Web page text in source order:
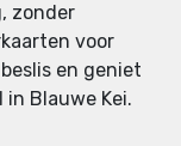
zonder
voor
en geniet
in Blauwe Kei.